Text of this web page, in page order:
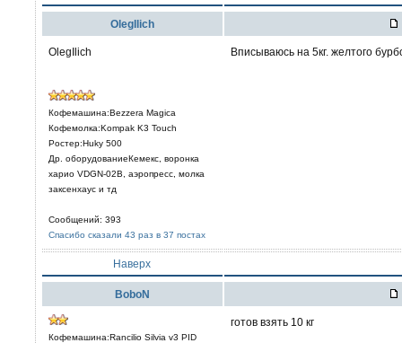
OlegIlich
OlegIlich
Кофемашина:Bezzera Magica
Кофемолка:Kompak K3 Touch
Ростер:Huky 500
Др. оборудованиеКемекс, воронка
харио VDGN-02B, аэропресс, молка
заксенхаус и тд
Сообщений: 393
Спасибо сказали 43 раз в 37 постах
Вписываюсь на 5кг. желтого
Наверх
BoboN
Кофемашина:Rancilio Silvia v3 PID
готов взять 10 кг